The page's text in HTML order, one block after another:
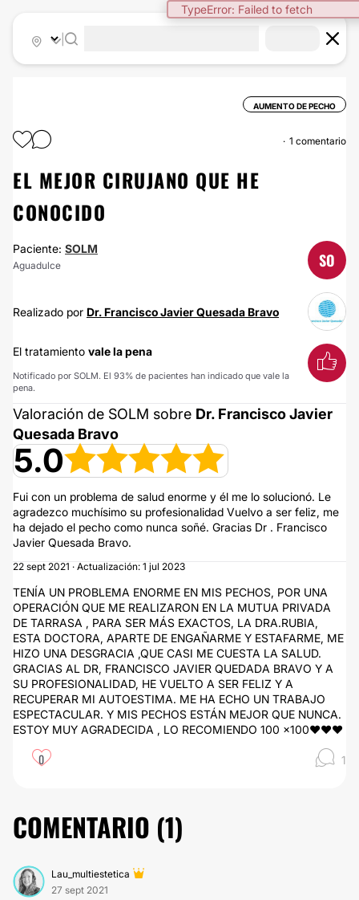
TypeError: Failed to fetch
AUMENTO DE PECHO
1 comentario
EL MEJOR CIRUJANO QUE HE
CONOCIDO
Paciente: SOLM
Aguadulce SO
Realizado por Dr. Francisco Javier Quesada Bravo
El tratamiento vale la pena
Notificado por SOLM. El 93% de pacientes han indicado que vale la
pena.
Valoración de SOLM sobre Dr. Francisco Javier
Quesada Bravo
5.0
Fui con un problema de salud enorme y él me lo solucionó. Le
agradezco muchísimo su profesionalidad Vuelvo a ser feliz, me
ha dejado el pecho como nunca soñé. Gracias Dr . Francisco
Javier Quesada Bravo.
22 sept 2021 · Actualización: 1 jul 2023
TENÍA UN PROBLEMA ENORME EN MIS PECHOS, POR UNA
OPERACIÓN QUE ME REALIZARON EN LA MUTUA PRIVADA
DE TARRASA , PARA SER MÁS EXACTOS, LA DRA.RUBIA,
ESTA DOCTORA, APARTE DE ENGAÑARME Y ESTAFARME, ME
HIZO UNA DESGRACIA ,QUE CASI ME CUESTA LA SALUD.
GRACIAS AL DR, FRANCISCO JAVIER QUEDADA BRAVO Y A
SU PROFESIONALIDAD, HE VUELTO A SER FELIZ Y A
RECUPERAR MI AUTOESTIMA. ME HA ECHO UN TRABAJO
ESPECTACULAR. Y MIS PECHOS ESTÁN MEJOR QUE NUNCA.
ESTOY MUY AGRADECIDA , LO RECOMIENDO 100 x100❤️❤️❤️
0 1
COMENTARIO (1)
Lau_multiestetica
27 sept 2021